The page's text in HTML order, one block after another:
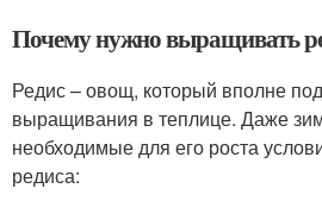
Почему нужно выращивать
Редис – овощ, который вполне
выращивания в теплице. Даже
необходимые для его роста
редиса: